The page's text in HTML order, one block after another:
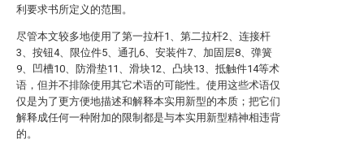
利要求书所定义的范围。
尽管本文较多地使用了第一拉杆1、第二拉杆2、连接杆
3、按钮4、限位件5、通孔6、安装件7、加固层8、弹簧
9、凹槽10、防滑垫11、滑块12、凸块13、抵触件14等术
语，但并不排除使用其它术语的可能性。使用这些术语仅
仅是为了更方便地描述和解释本实用新型的本质；把它们
解释成任何一种附加的限制都是与本实用新型精神相违背
的。